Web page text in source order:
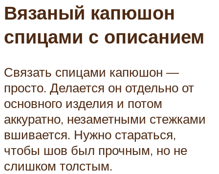
Вязаный капюшон
спицами с описанием
Связать спицами капюшон —
просто. Делается он отдельно от
основного изделия и потом
аккуратно, незаметными стежками
вшивается. Нужно стараться,
чтобы шов был прочным, но не
слишком толстым.